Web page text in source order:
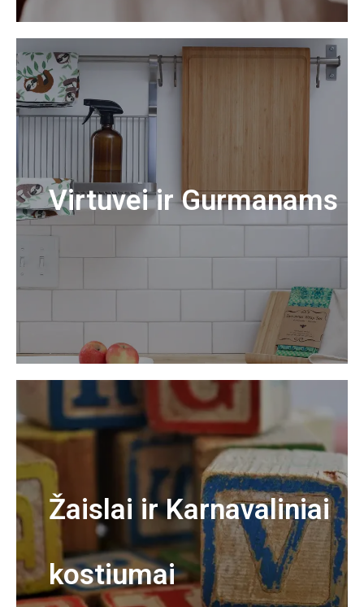
Virtuvei ir Gurmanams
Žaislai ir Karnavaliniai
kostiumai